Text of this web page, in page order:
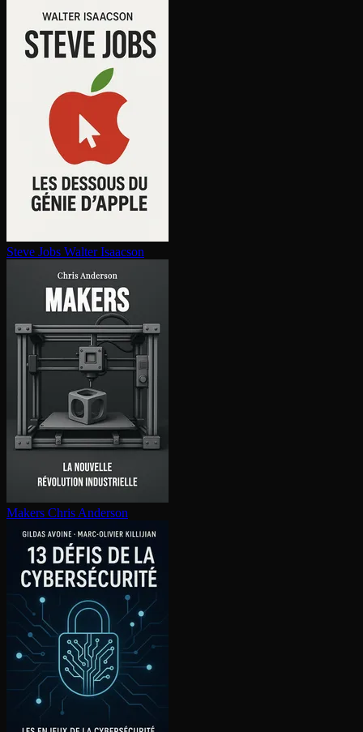
Steve Jobs Walter Isaacson
Makers Chris Anderson